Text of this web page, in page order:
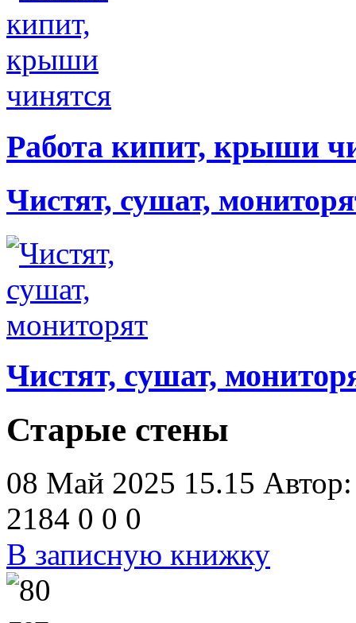
Работа кипит, крыши
Чистят, сушат,
Чистят, сушат,
Старые стены
08 Май 2025 15.15
2184 0 0 0
В записную книжку